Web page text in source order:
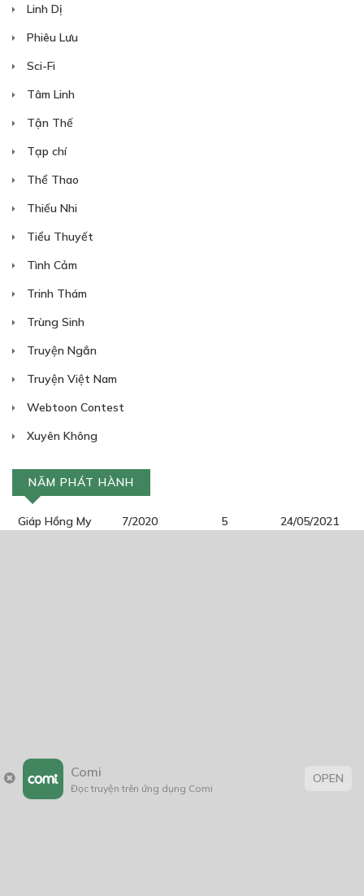
Linh Dị
Phiêu Lưu
Sci-Fi
Tâm Linh
Tận Thế
Tạp chí
Thể Thao
Thiếu Nhi
Tiểu Thuyết
Tình Cảm
Trinh Thám
Trùng Sinh
Truyện Ngắn
Truyện Việt Nam
Webtoon Contest
Xuyên Không
NĂM PHÁT HÀNH
Giáp Hồng My 7/2020 5
24/05/2021
Trang chủ Về chúng tôi
Điều khoản sử dụng
Comi
Đọc truyện trên ứng dụng Comi
OPEN